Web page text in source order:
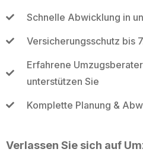
Schnelle Abwicklung in
Versicherungsschutz bis
Erfahrene
unterstützen Sie
Komplette Planung &
Verlassen Sie sich auf